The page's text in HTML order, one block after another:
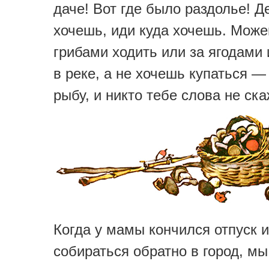
даче! Вот где было раздолье!
хочешь, иди куда хочешь.
грибами ходить или за ягодами
в реке, а не хочешь купаться —
рыбу, и никто тебе слова не
Когда у мамы кончился отпуск
собираться обратно в город,